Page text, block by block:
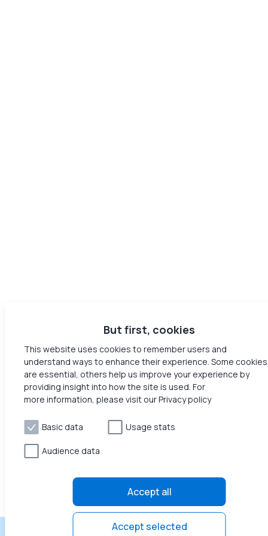
But first, cookies
This website uses cookies to remember users and
understand ways to enhance their experience. Some cookies
are essential, others help us improve your experience by
providing insight into how the site is used. For
more information, please visit our Privacy policy
Basic data Usage stats
Audience data
Accept all
Accept selected